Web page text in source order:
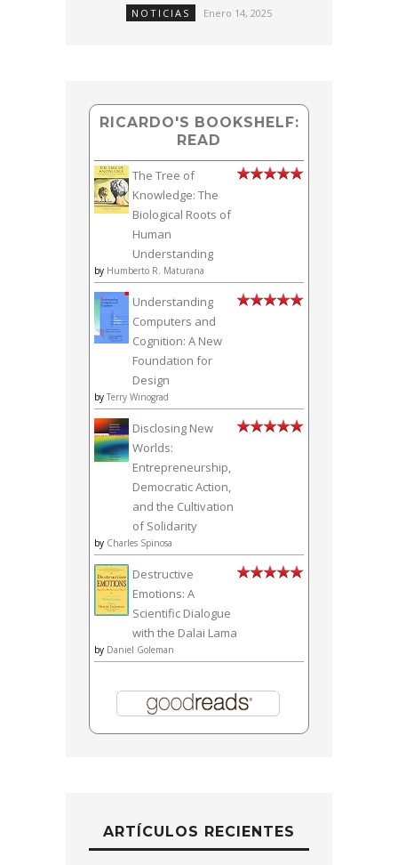
NOTICIAS Enero 14, 2025
RICARDO'S BOOKSHELF:
READ
The Tree of
Knowledge: The
Biological Roots of
Human
Understanding
by Humberto R. Maturana
Understanding
Computers and
Cognition: A New
Foundation for
Design
by Terry Winograd
Disclosing New
Worlds:
Entrepreneurship,
Democratic Action,
and the Cultivation
of Solidarity
by Charles Spinosa
Destructive
Emotions: A
Scientific Dialogue
with the Dalai Lama
by Daniel Goleman
ARTÍCULOS RECIENTES